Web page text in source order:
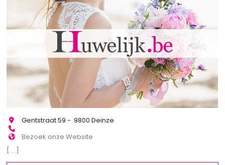
Gentstraat 59 - 9800 Deinze
Bezoek onze Website
[...]